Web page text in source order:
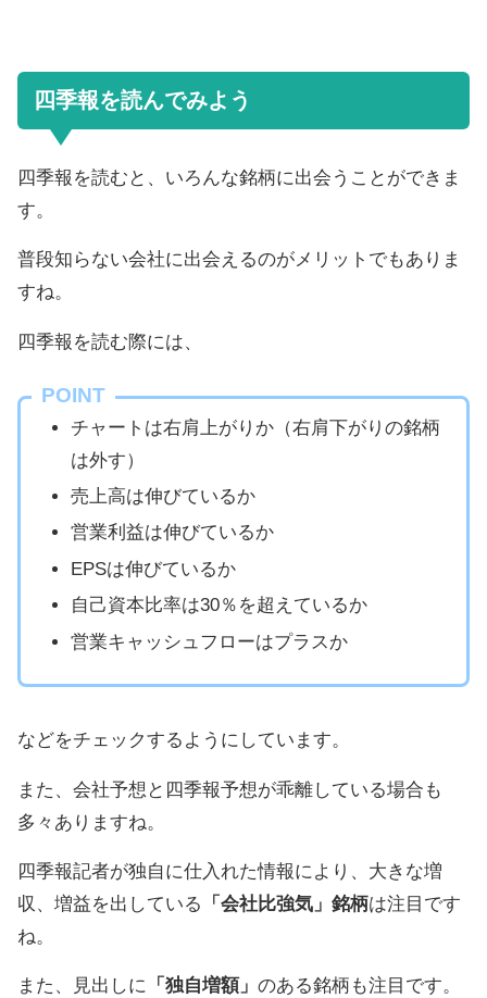
四季報を読んでみよう
四季報を読むと、いろんな銘柄に出会うことができま
す。
普段知らない会社に出会えるのがメリットでもありま
すね。
四季報を読む際には、
POINT
チャートは右肩上がりか（右肩下がりの銘柄
は外す）
売上高は伸びているか
営業利益は伸びているか
EPSは伸びているか
自己資本比率は30％を超えているか
営業キャッシュフローはプラスか
などをチェックするようにしています。
また、会社予想と四季報予想が乖離している場合も
多々ありますね。
四季報記者が独自に仕入れた情報により、大きな増
収、増益を出している
「会社比強気」銘柄は注目です
ね。
また、見出しに 「独自増額」 のある銘柄も注目です。